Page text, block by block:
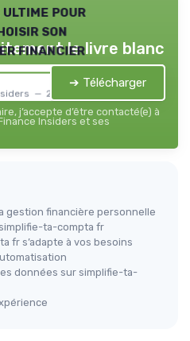
ultime pour
son
financier
— 2026
le livre blanc
➔ Télécharger
j’accepte d’être contacté(e) à
Insiders et ses
gestion financière personnelle
ta-compta fr
fr s’adapte à vos besoins
données sur simplifie-ta-